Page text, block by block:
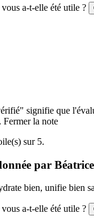
a-t-elle été utile ?
signifie que
Fermer la note
sur 5.
par Béatrice
bien, unifie bien
a-t-elle été utile ?